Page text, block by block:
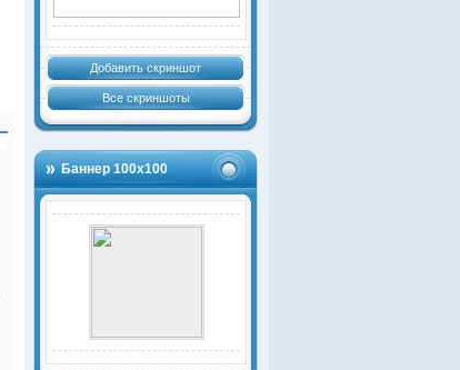
Добавить скриншот
Все скриншоты
Баннер 100х100